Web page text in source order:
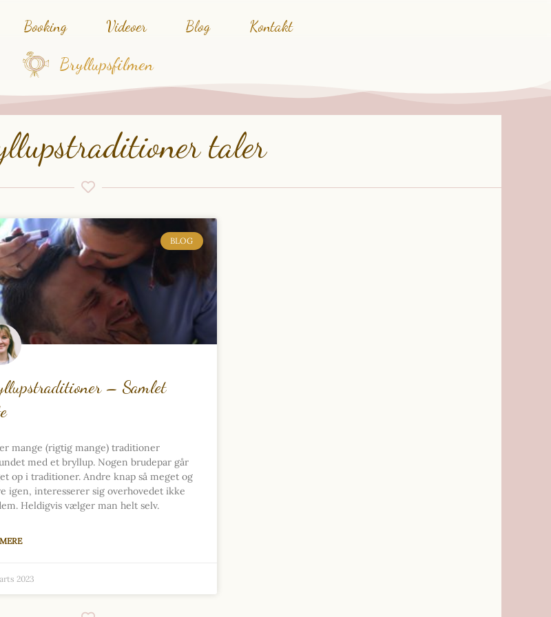
Booking Videoer Blog Kontakt
Bryllupsfilmen
taler
BLOG
– Samlet
mange (rigtig mange) traditioner
med et bryllup. Nogen brudepar går
op i traditioner. Andre knap så meget og
igen, interesserer sig overhovedet ikke
Heldigvis vælger man helt selv.
2023